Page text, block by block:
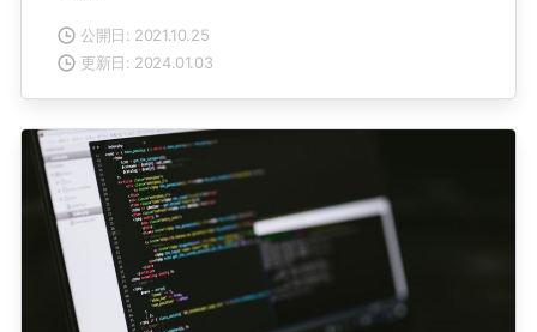
公開日: 2021.10.25
更新日: 2024.01.03